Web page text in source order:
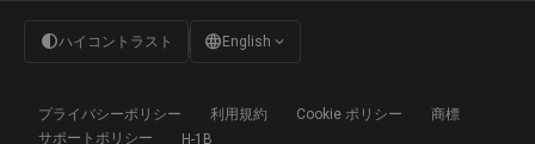
contrastハイコントラスト language English expand_more
プライバシーポリシー 利用規約 Cookie ポリシー
商標
サポートポリシー
H-1B